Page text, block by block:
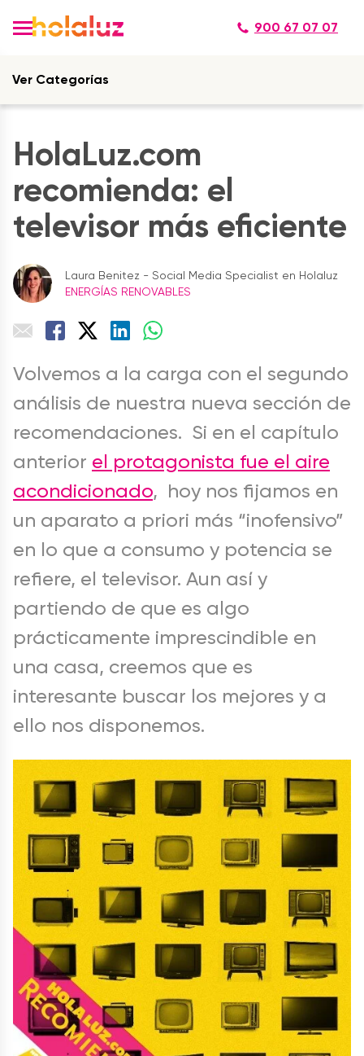
900 67 07 07
Ver Categorías
HolaLuz.com
recomienda: el
televisor más eficiente
Laura Benitez - Social Media Specialist en Holaluz
ENERGÍAS RENOVABLES
Volvemos a la carga con el segundo
análisis de nuestra nueva sección de
recomendaciones. Si en el capítulo
anterior el protagonista fue el aire
acondicionado, hoy nos fijamos en
un aparato a priori más “inofensivo”
en lo que a consumo y potencia se
refiere, el televisor. Aun así y
partiendo de que es algo
prácticamente imprescindible en
una casa, creemos que es
interesante buscar los mejores y a
ello nos disponemos.